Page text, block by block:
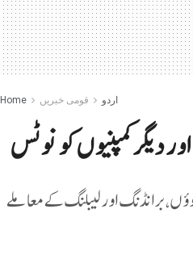
Home اردو قومی خبریں
دیگر کمپنیوں کو نوٹس
برانڈنگ اور لیبلنگ کے معاملے